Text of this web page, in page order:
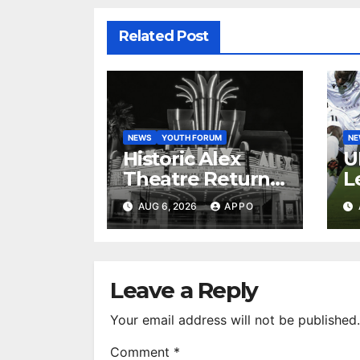
Related Post
NEWS YOUTH FORUM
Historic Alex
Theatre Returns
to First-Run
Feature Films
AUG 6, 2026 APPO
Leave a Reply
Your email address will not be published.
Comment *